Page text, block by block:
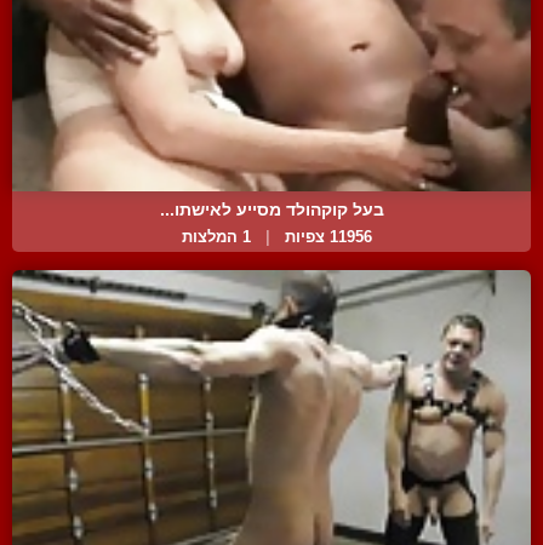
בעל קוקהולד מסייע לאישתו...
11956 צפיות | 1 המלצות